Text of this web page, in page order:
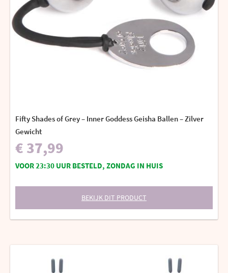
Fifty Shades of Grey – Inner Goddess Geisha Ballen – Zilver
Gewicht
€ 37,99
VOOR 23:30 UUR BESTELD, ZONDAG IN HUIS
BEKIJK DIT PRODUCT